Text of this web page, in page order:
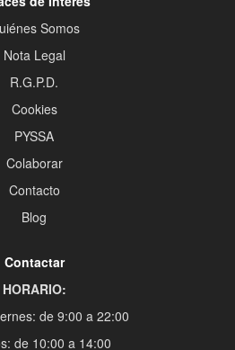
Somos
Nota Legal
R.G.P.D.
Cookies
PYSSA
Colaborar
Contacto
Blog
Contactar
HORARIO:
de 9:00 a 22:00
de 10:00 a 14:00